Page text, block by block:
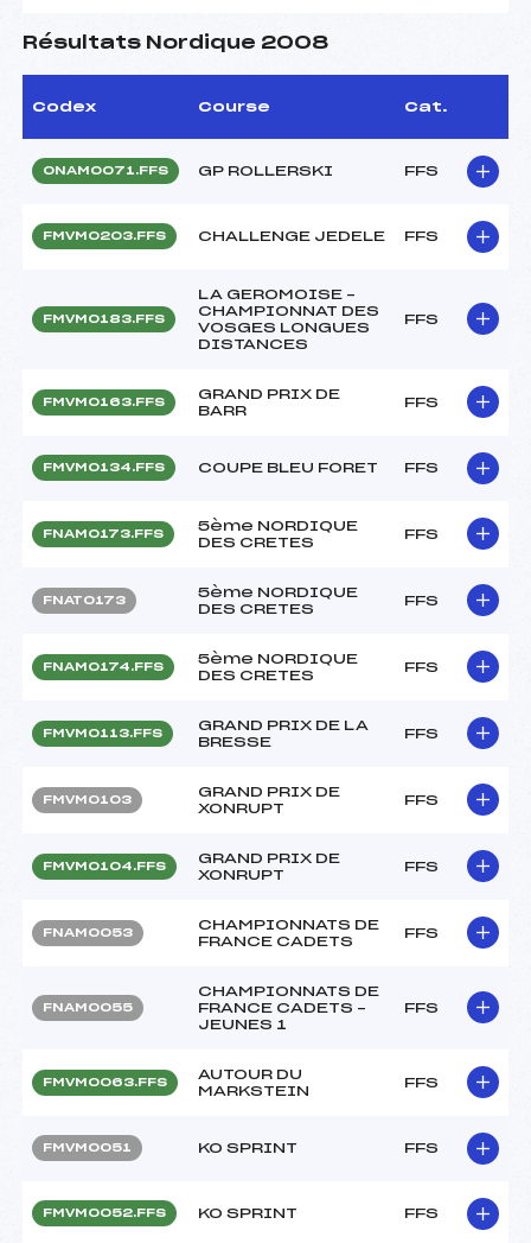
Résultats Nordique 2008
Codex Course Cat.
ONAM0071.FFS GP ROLLERSKI FFS
FMVM0203.FFS CHALLENGE JEDELE FFS
FMVM0183.FFS
LA GEROMOISE –
CHAMPIONNAT DES
VOSGES LONGUES
DISTANCES
FFS
FMVM0163.FFS
GRAND PRIX DE
BARR
FFS
FMVM0134.FFS COUPE BLEU FORET FFS
FNAM0173.FFS
5ème NORDIQUE
DES CRETES
FFS
FNAT0173
5ème NORDIQUE
DES CRETES
FFS
FNAM0174.FFS
5ème NORDIQUE
DES CRETES
FFS
FMVM0113.FFS
GRAND PRIX DE LA
BRESSE
FFS
FMVM0103
GRAND PRIX DE
XONRUPT
FFS
FMVM0104.FFS
GRAND PRIX DE
XONRUPT
FFS
FNAM0053
CHAMPIONNATS DE
FRANCE CADETS
FFS
FNAM0055
CHAMPIONNATS DE
FRANCE CADETS –
JEUNES 1
FFS
FMVM0063.FFS
AUTOUR DU
MARKSTEIN
FFS
FMVM0051 KO SPRINT FFS
FMVM0052.FFS KO SPRINT FFS